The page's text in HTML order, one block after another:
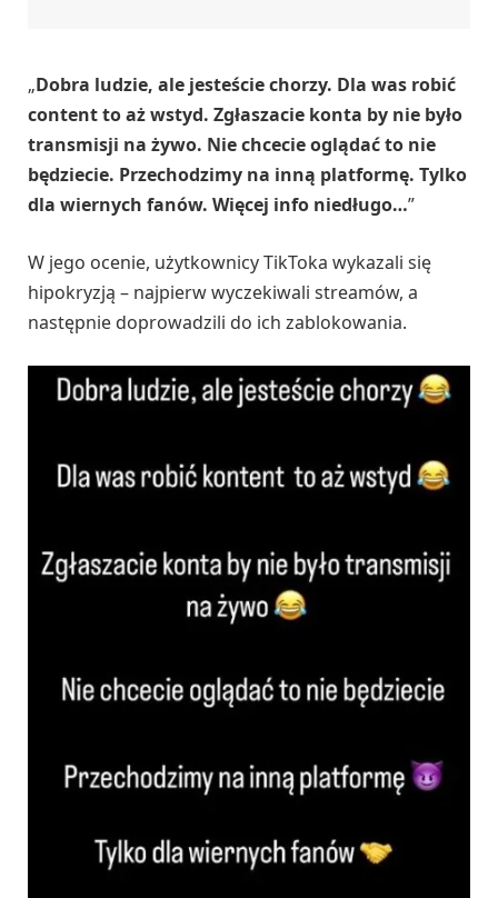
„Dobra ludzie, ale jesteście chorzy. Dla was robić
content to aż wstyd. Zgłaszacie konta by nie było
transmisji na żywo. Nie chcecie oglądać to nie
będziecie. Przechodzimy na inną platformę. Tylko
dla wiernych fanów. Więcej info niedługo…”
W jego ocenie, użytkownicy TikToka wykazali się
hipokryzją – najpierw wyczekiwali streamów, a
następnie doprowadzili do ich zablokowania.